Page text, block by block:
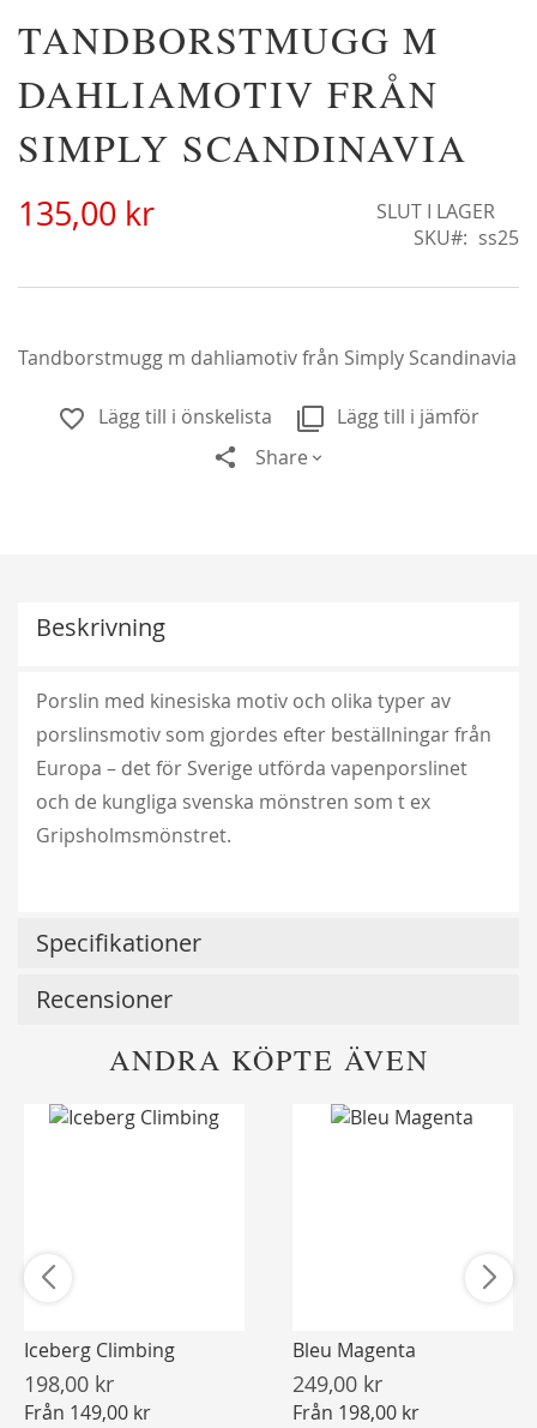
Christine Hélène'
TANDBORSTMUGG M
DAHLIAMOTIV FRÅN
SIMPLY SCANDINAVIA
135,00 kr
SLUT I LAGER
SKU
ss25
Tandborstmugg m dahliamotiv från Simply Scandinavia
Lägg till i önskelista
Lägg till i jämför
Share
Hoppa
till
början
av
Beskrivning
Porslin med kinesiska motiv och olika typer av
porslinsmotiv som gjordes efter beställningar från
Europa – det för Sverige utförda vapenporslinet
och de kungliga svenska mönstren som t ex
Gripsholmsmönstret.
Specifikationer
Recensioner
ANDRA KÖPTE ÄVEN
Iceberg Climbing
198,00 kr
Från 149,00 kr
Bleu Magenta
249,00 kr
Från 198,00 kr